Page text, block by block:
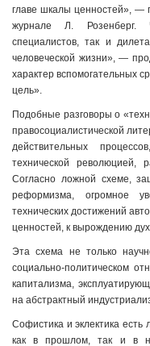
главе шкалы ценностей», —
журнале Л. Розенберг.
специалистов, так и
человеческой жизни», —
характер вспомогательных
цель».
Подобные разговоры о
правосоциалистической
действительных
технической революцией,
Согласно ложной схеме,
реформизма, огромное
технических достижений
ценностей, к вырождению
Эта схема не только
социально-политическом
капитализма,
на абстрактный
Софистика и эклектика есть
как в прошлом, так и в